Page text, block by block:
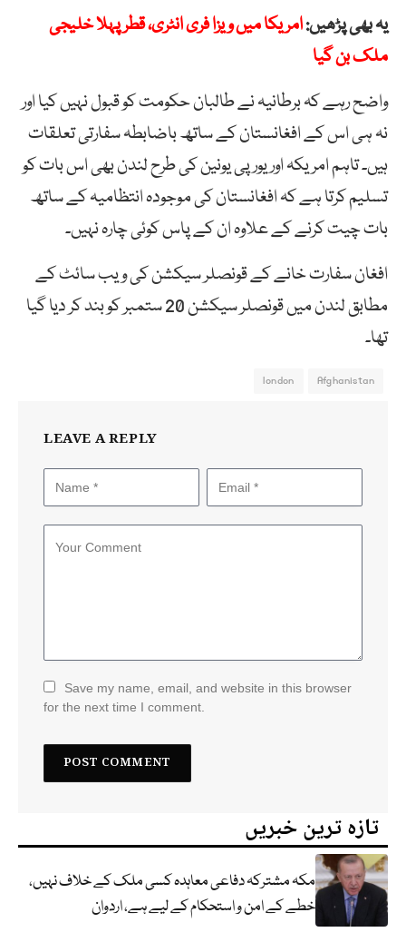
یہ بھی پڑھیں:امریکا میں ویزا فری انٹری، قطر پہلا خلیجی
ملک بن گیا
واضح رہے کہ برطانیہ نے طالبان حکومت کو قبول نہیں کیا اور
نہ ہی اس کے افغانستان کے ساتھ باضابطہ سفارتی تعلقات
ہیں۔ تاہم امریکہ اور یورپی یونین کی طرح لندن بھی اس بات کو
تسلیم کرتا ہے کہ افغانستان کی موجودہ انتظامیہ کے ساتھ
بات چیت کرنے کے علاوہ ان کے پاس کوئی چارہ نہیں۔
افغان سفارت خانے کے قونصلر سیکشن کی ویب سائٹ کے
مطابق لندن میں قونصلر سیکشن 20 ستمبر کو بند کر دیا گیا
تھا۔
Afghanistan
london
LEAVE A REPLY
Save my name, email, and website in this browser
for the next time I comment.
تازہ ترین خبریں
مکہ مشترکہ دفاعی معاہدہ کسی ملک کے خلاف نہیں،
خطے کے امن و استحکام کے لیے ہے، اردوان